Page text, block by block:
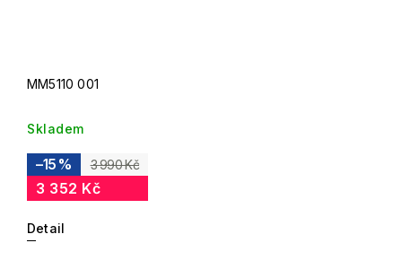
MM5110 001
Skladem
3 990 Kč
–15 %
3 352 Kč
Detail